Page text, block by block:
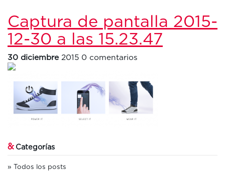
Captura de pantalla 2015-
12-30 a las 15.23.47
30 diciembre 2015 0 comentarios
&Categorías
Todos los posts